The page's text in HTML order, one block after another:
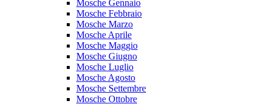
Mosche Gennaio
Mosche Febbraio
Mosche Marzo
Mosche Aprile
Mosche Maggio
Mosche Giugno
Mosche Luglio
Mosche Agosto
Mosche Settembre
Mosche Ottobre